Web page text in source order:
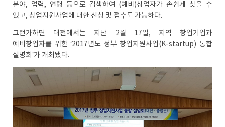
분야, 업력, 연령 등으로 검색하여 (예비)창업자가 손쉽게 찾을 수
있고, 창업지원사업에 대한 신청 및 접수도 가능하다.
그런가하면 대전에서는 지난 2월 17일, 지역 창업기업과
예비창업자를 위한 ‘2017년도 정부 창업지원사업(K-startup) 통합
설명회’가 개최됐다.